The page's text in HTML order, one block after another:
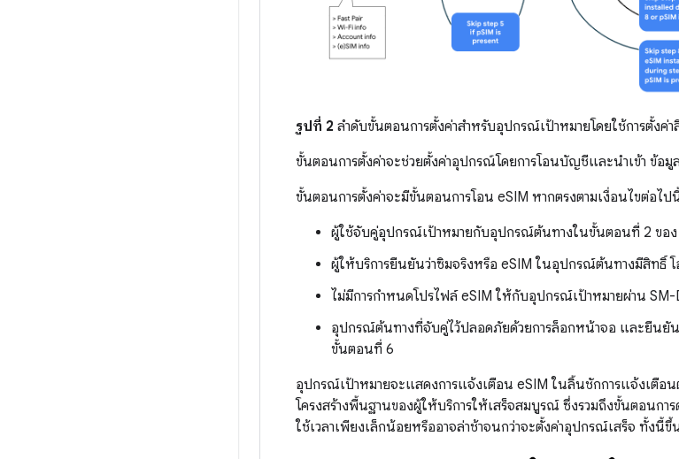
รูปที่ 2 ลำดับขั้นตอนการตั้งค่าสำหรับอุปกรณ์เป้าหมายโดยใช้การตั้งค่
ขั้นตอนการตั้งค่าจะช่วยตั้งค่าอุปกรณ์โดยการโอนบัญชีและนำเข้า ข้อ
ขั้นตอนการตั้งค่าจะมีขั้นตอนการโอน eSIM หากตรงตามเงื่อนไขต่อไป
ผู้ใช้จับคู่อุปกรณ์เป้าหมายกับอุปกรณ์ต้นทางในขั้นตอนที่ 2 ของ
ผู้ให้บริการยืนยันว่าซิมจริงหรือ eSIM ในอุปกรณ์ต้นทางมีสิทธิ์
ไม่มีการกำหนดโปรไฟล์ eSIM ให้กับอุปกรณ์เป้าหมายผ่าน
อุปกรณ์ต้นทางที่จับคู่ไว้ปลอดภัยด้วยการล็อกหน้าจอ และยืนยั
ขั้นตอนที่ 6
อุปกรณ์เป้าหมายจะแสดงการแจ้งเตือน eSIM ในลิ้นชักการแจ้งเตือน
โครงสร้างพื้นฐานของผู้ให้บริการให้เสร็จสมบูรณ์ ซึ่งรวมถึงขั้นตอนกา
ใช้เวลาเพียงเล็กน้อยหรืออาจล่าช้าจนกว่าจะตั้งค่าอุปกรณ์เสร็จ ทั้งนี้